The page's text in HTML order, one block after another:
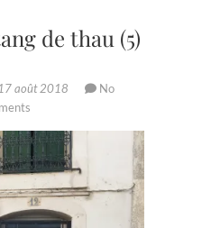
de thau (5)
17 août 2018
No